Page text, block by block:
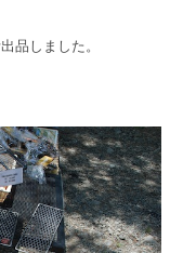
品しました。